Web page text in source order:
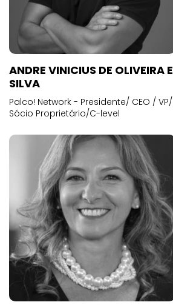
ANDRE VINICIUS DE OLIVEIRA E
SILVA
Palco! Network - Presidente/ CEO / VP/
Sócio Proprietário/C-level